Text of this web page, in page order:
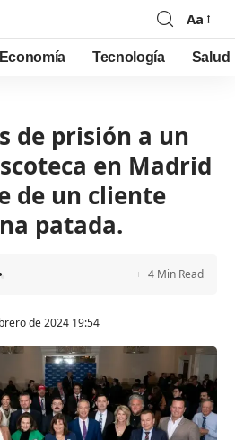
Font
Resizer
Aa
Economía Tecnología Salud
de prisión a un
en Madrid
de un cliente
patada.
de 2024 19:54
4 Min Read